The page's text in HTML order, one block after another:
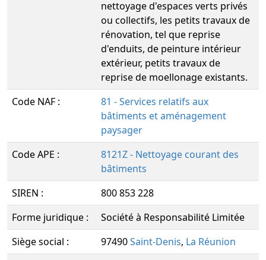
nettoyage d'espaces verts privés
ou collectifs, les petits travaux de
rénovation, tel que reprise
d'enduits, de peinture intérieur
extérieur, petits travaux de
reprise de moellonage existants.
Code NAF :
81 - Services relatifs aux
bâtiments et aménagement
paysager
Code APE :
8121Z - Nettoyage courant des
bâtiments
SIREN :
800 853 228
Forme juridique :
Société à Responsabilité Limitée
Siège social :
97490Saint-Denis, La Réunion